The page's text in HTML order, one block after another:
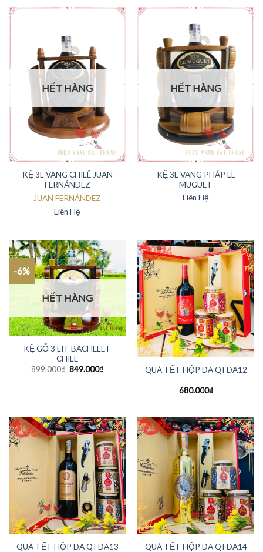
HẾT HÀNG
KỆ 3L VANG CHILÊ JUAN
FERNÁNDEZ
JUAN FERNÁNDEZ
Liên Hệ
HẾT HÀNG
KỆ 3L VANG PHÁP LE
MUGUET
Liên Hệ
-6%
HẾT HÀNG
KỆ GỖ 3 LIT BACHELET
CHILE
899.000₫ 849.000₫ QUÀ TẾT HỘP DA QTDA12
680.000₫
QUÀ TẾT HỘP DA QTDA13
QUÀ TẾT HỘP DA QTDA14